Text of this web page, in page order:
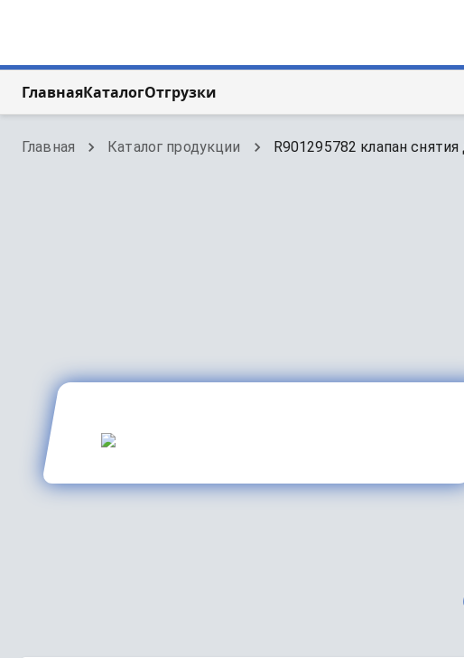
ГлавнаяКаталогОтгрузки
Главная Каталог продукции R901295782 клапан снятия